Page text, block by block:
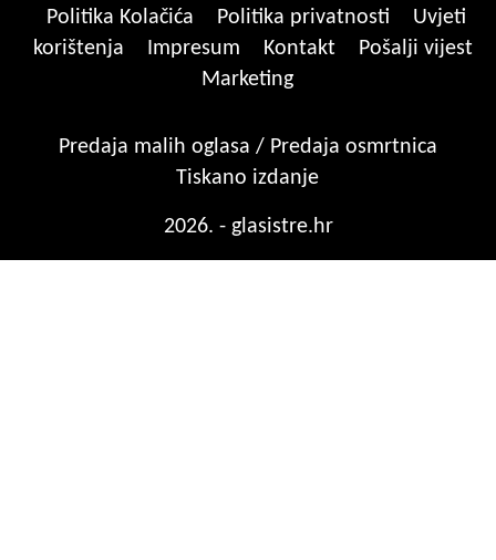
Politika Kolačića Politika privatnosti
Uvjeti
korištenja
Impresum Kontakt
Pošalji vijest
Marketing
Predaja malih oglasa / Predaja osmrtnica
Tiskano izdanje
2026. - glasistre.hr